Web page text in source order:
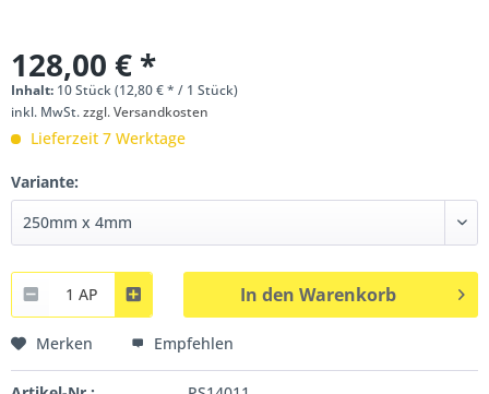
128,00 € *
Inhalt: 10 Stück (12,80 € * / 1 Stück)
inkl. MwSt.zzgl. Versandkosten
Lieferzeit 7 Werktage
Variante:
1 AP In den Warenkorb
Merken Empfehlen